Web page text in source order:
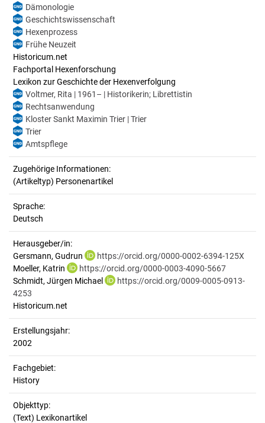
Dämonologie
Geschichtswissenschaft
Hexenprozess
Frühe Neuzeit
Historicum.net
Fachportal Hexenforschung
Lexikon zur Geschichte der Hexenverfolgung
Voltmer, Rita | 1961– | Historikerin; Librettistin
Rechtsanwendung
Kloster Sankt Maximin Trier | Trier
Trier
Amtspflege
Zugehörige Informationen:
(Artikeltyp) Personenartikel
Sprache:
Deutsch
Herausgeber/in:
Gersmann, Gudrun
https://orcid.org/0000-0002-6394-125X
Moeller, Katrin
https://orcid.org/0000-0003-4090-5667
Schmidt, Jürgen Michael
https://orcid.org/0009-0005-0913-
4253
Historicum.net
Erstellungsjahr:
2002
Fachgebiet:
History
Objekttyp:
(Text) Lexikonartikel